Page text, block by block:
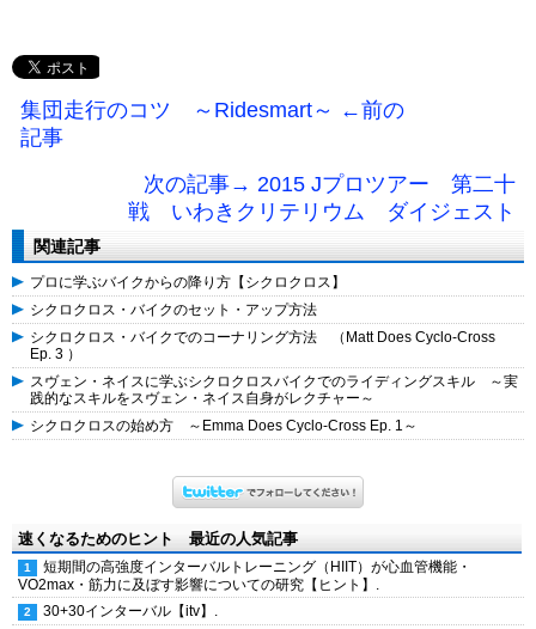
集団走行のコツ ～Ridesmart～ ←前の
記事
次の記事→ 2015 Jプロツアー 第二十
戦 いわきクリテリウム ダイジェスト
関連記事
プロに学ぶバイクからの降り方【シクロクロス】
シクロクロス・バイクのセット・アップ方法
シクロクロス・バイクでのコーナリング方法 （Matt Does Cyclo-Cross
Ep. 3 ）
スヴェン・ネイスに学ぶシクロクロスバイクでのライディングスキル ～実
践的なスキルをスヴェン・ネイス自身がレクチャー～
シクロクロスの始め方 ～Emma Does Cyclo-Cross Ep. 1～
速くなるためのヒント 最近の人気記事
短期間の高強度インターバルトレーニング（HIIT）が心血管機能・
VO2max・筋力に及ぼす影響についての研究【ヒント】.
30+30インターバル【itv】.